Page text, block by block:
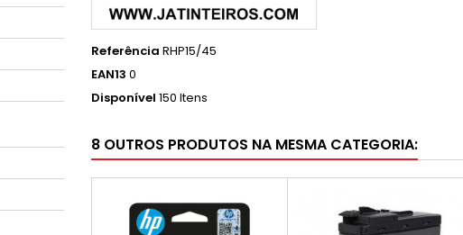
Referência RHP15/45
EAN13 0
Disponível 150 Itens
8 OUTROS PRODUTOS NA MESMA CATEGORIA: